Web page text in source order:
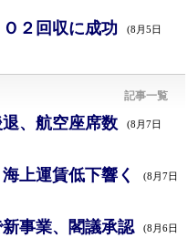
２回収に成功 (8月5日
記事一覧
、航空座席数 (8月7日
上運賃低下響く (8月7日
事業、閣議承認 (8月6日